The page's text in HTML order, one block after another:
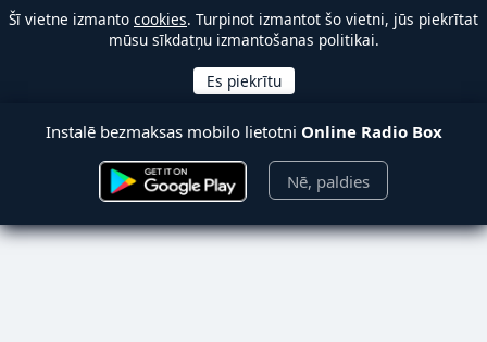
Šī vietne izmanto cookies. Turpinot izmantot šo vietni, jūs piekrītat
mūsu sīkdatņu izmantošanas politikai.
Instalē bezmaksas mobilo lietotni Online Radio Box
Nē, paldies